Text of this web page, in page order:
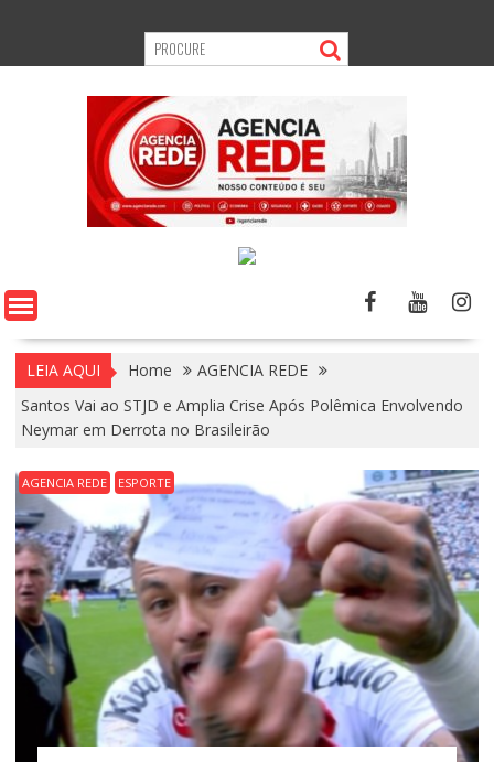
LEIA AQUI Home
AGENCIA REDE
Santos Vai ao STJD e Amplia Crise Após Polêmica Envolvendo
Neymar em Derrota no Brasileirão
AGENCIA REDE ESPORTE